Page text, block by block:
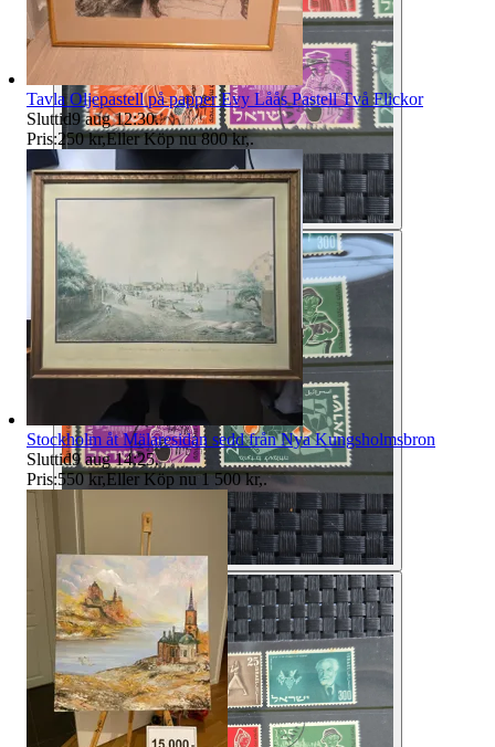
Tavla Oljepastell på papper Evy Låås Pastell Två Flickor
Sluttid9 aug 12:30.
Pris:250 kr,Eller Köp nu 800 kr,.
Stockholm åt Mälaresidan sedd från Nya Kungsholmsbron
Sluttid9 aug 14:25.
Pris:550 kr,Eller Köp nu 1 500 kr,.